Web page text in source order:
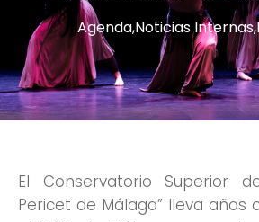
Agenda,Noticias Internas,
El Conservatorio Superior
Pericet de Málaga” lleva años